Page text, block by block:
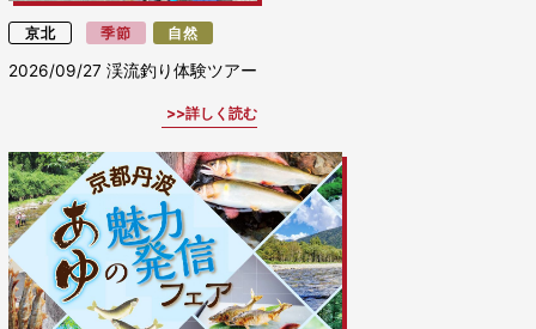
京北 季節 自然
2026/09/27渓流釣り体験ツアー
詳しく読む